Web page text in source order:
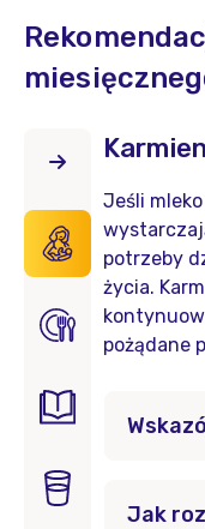
Jeśli
potrzeby
życia.
pożądane
Jak